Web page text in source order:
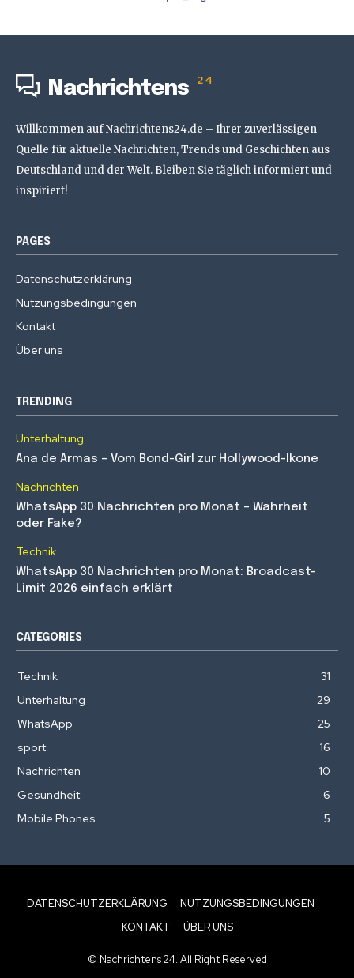
Nachrichtens 24
Willkommen auf Nachrichtens24.de – Ihrer zuverlässigen
Quelle für aktuelle Nachrichten, Trends und Geschichten aus
Deutschland und der Welt. Bleiben Sie täglich informiert und
inspiriert!
PAGES
Datenschutzerklärung
Nutzungsbedingungen
Kontakt
Über uns
TRENDING
Unterhaltung
Ana de Armas – Vom Bond-Girl zur Hollywood-Ikone
Nachrichten
WhatsApp 30 Nachrichten pro Monat – Wahrheit
oder Fake?
Technik
WhatsApp 30 Nachrichten pro Monat: Broadcast-
Limit 2026 einfach erklärt
CATEGORIES
Technik
31
Unterhaltung
29
WhatsApp
25
sport
16
Nachrichten
10
Gesundheit
6
Mobile Phones
5
DATENSCHUTZERKLÄRUNG
NUTZUNGSBEDINGUNGEN
KONTAKT
ÜBER UNS
© Nachrichtens 24. All Right Reserved